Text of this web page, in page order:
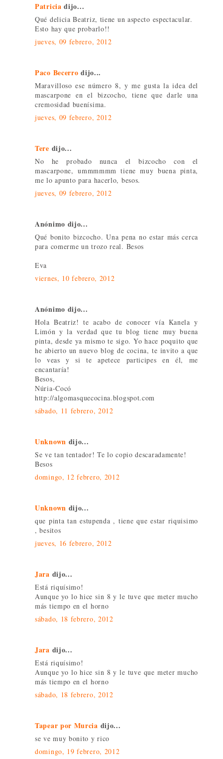
Patricia dijo...
Qué delicia Beatriz, tiene un aspecto espectacular.
Esto hay que probarlo!!
jueves, 09 febrero, 2012
Paco Becerro dijo...
Maravilloso ese número 8, y me gusta la idea del
mascarpone en el bizcocho, tiene que darle una
cremosidad buenísima.
jueves, 09 febrero, 2012
Tere dijo...
No he probado nunca el bizcocho con el
mascarpone, ummmmmm tiene muy buena pinta,
me lo apunto para hacerlo, besos.
jueves, 09 febrero, 2012
Anónimo dijo...
Qué bonito bizcocho. Una pena no estar más cerca
para comerme un trozo real. Besos
Eva
viernes, 10 febrero, 2012
Anónimo dijo...
Hola Beatriz! te acabo de conocer vía Kanela y
Limón y la verdad que tu blog tiene muy buena
pinta, desde ya mismo te sigo. Yo hace poquito que
he abierto un nuevo blog de cocina, te invito a que
lo veas y si te apetece participes en él, me
encantaría!
Besos,
Núria-Cocó
http://algomasquecocina.blogspot.com
sábado, 11 febrero, 2012
Unknown dijo...
Se ve tan tentador! Te lo copio descaradamente!
Besos
domingo, 12 febrero, 2012
Unknown dijo...
que pinta tan estupenda , tiene que estar riquisimo
, besitos
jueves, 16 febrero, 2012
Jara dijo...
Está riquísimo!
Aunque yo lo hice sin 8 y le tuve que meter mucho
más tiempo en el horno
sábado, 18 febrero, 2012
Jara dijo...
Está riquísimo!
Aunque yo lo hice sin 8 y le tuve que meter mucho
más tiempo en el horno
sábado, 18 febrero, 2012
Tapear por Murcia dijo...
se ve muy bonito y rico
domingo, 19 febrero, 2012